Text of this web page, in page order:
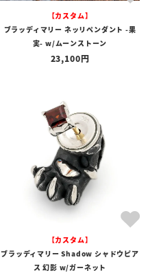
【カスタム】
ブラッディマリー ネッリペンダント -果
実- w/ムーンストーン
23,100
【カスタム】
ブラッディマリー Shadow シャドウピア
ス 幻影 w/ガーネット